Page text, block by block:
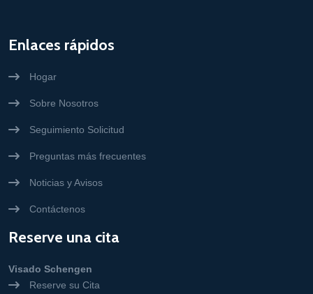
Enlaces rápidos
Hogar
Sobre Nosotros
Seguimiento Solicitud
Preguntas más frecuentes
Noticias y Avisos
Contáctenos
Reserve una cita
Visado Schengen
Reserve su Cita